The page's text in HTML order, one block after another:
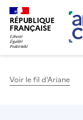
RÉPUBLIQUE
FRANÇAISE
Voir le fil d'Ariane